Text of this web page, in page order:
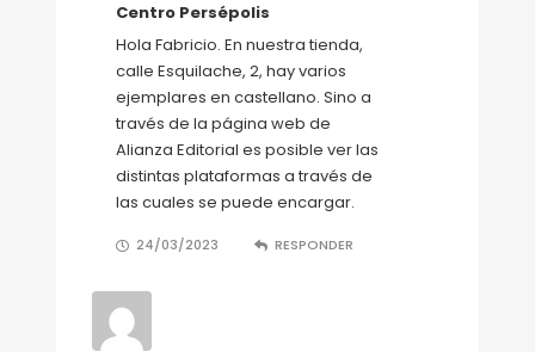
Centro Persépolis
Hola Fabricio. En nuestra tienda,
calle Esquilache, 2, hay varios
ejemplares en castellano. Sino a
través de la página web de
Alianza Editorial es posible ver las
distintas plataformas a través de
las cuales se puede encargar.
24/03/2023 RESPONDER